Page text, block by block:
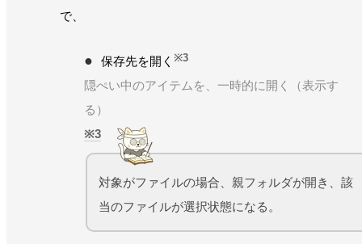
で、
保存先を開く ※3
隠ぺい中のアイテムを、一時的に開く（表示す
る）
3
対象がファイルの場合、親フォルダが開き、該
当のファイルが選択状態になる。